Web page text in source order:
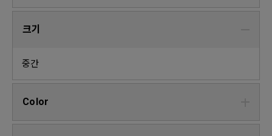
크기
중간
Color